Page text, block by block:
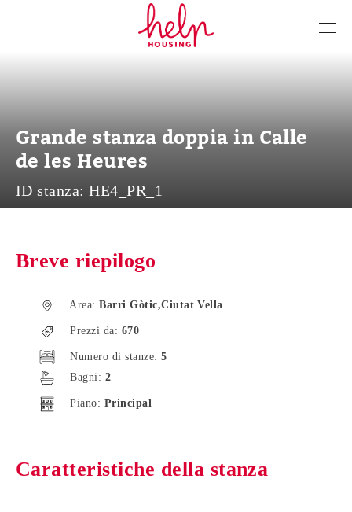
Accedi
Grande stanza doppia in Calle
de les Heures
ID stanza:HE4_PR_1
Breve riepilogo
Area: Barri Gòtic,Ciutat Vella
Prezzi da: 670
Numero di stanze: 5
Bagni: 2
Piano: Principal
Caratteristiche della stanza